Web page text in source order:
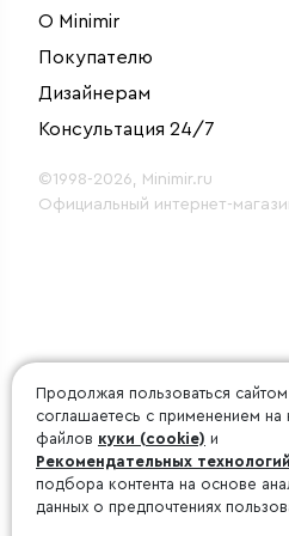
О Minimir
Покупателю
Дизайнерам
Консультация 24/7
©1998-2026, Minimir.ru
Официальный интернет-
Продолжая пользоваться
соглашаетесь с применением на
файлов куки (cookie) и
Рекомендательных технологий
подбора контента на основе
данных о предпочтениях